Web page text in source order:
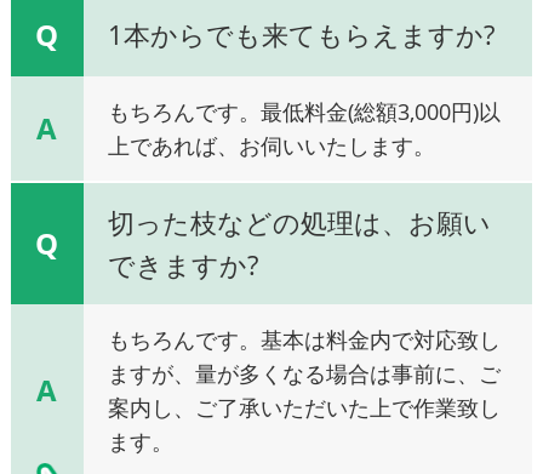
Q 1本からでも来てもらえますか?
A
もちろんです。最低料金(総額3,000円)以
上であれば、お伺いいたします。
Q
切った枝などの処理は、お願い
できますか?
A
もちろんです。基本は料金内で対応致し
ますが、量が多くなる場合は事前に、ご
案内し、ご了承いただいた上で作業致し
ます。